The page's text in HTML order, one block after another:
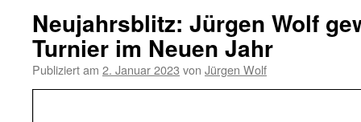
Neujahrsblitz: Jürgen Wolf
Turnier im Neuen Jahr
Publiziert am 2. Januar 2023 von Jürgen Wolf